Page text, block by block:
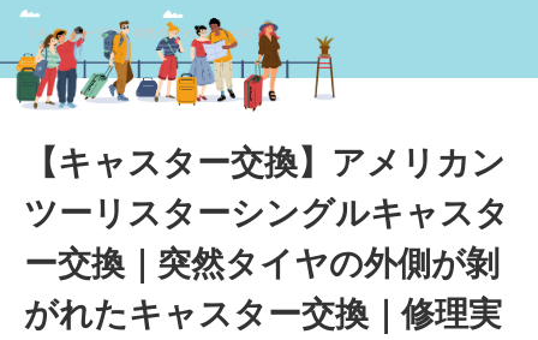
【キャスター交換】突然タイヤの外側が剝がれたキャスター交換｜アメリカンツーリスタースーツケース修理実績
【キャスター交換】アメリカン
ツーリスターシングルキャスタ
ー交換｜突然タイヤの外側が剝
がれたキャスター交換｜修理実